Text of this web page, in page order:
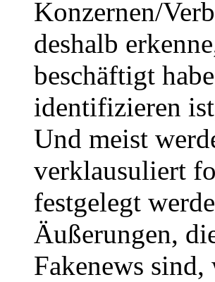
Konzernen/
deshalb
beschäftigt
identifizieren
Und meist
verklausuliert
festgelegt
Äußerungen,
Fakenews